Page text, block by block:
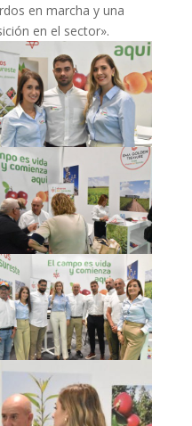
en marcha y una
en el sector».